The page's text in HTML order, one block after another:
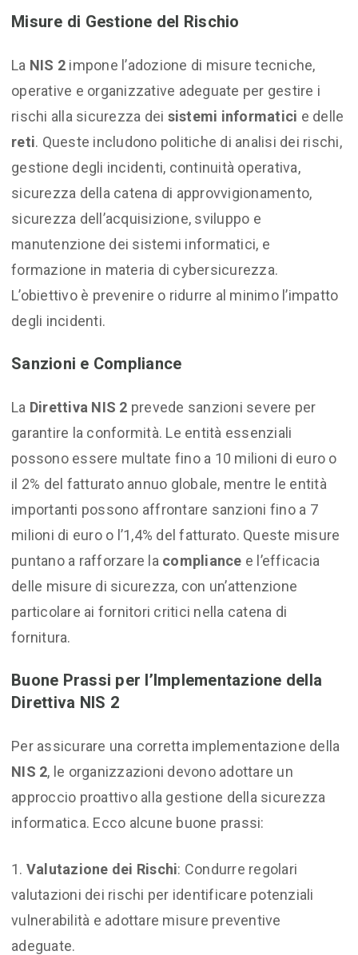
Misure di Gestione del Rischio
La NIS 2 impone l’adozione di misure tecniche,
operative e organizzative adeguate per gestire i
rischi alla sicurezza dei sistemi informatici e delle
reti. Queste includono politiche di analisi dei rischi,
gestione degli incidenti, continuità operativa,
sicurezza della catena di approvvigionamento,
sicurezza dell’acquisizione, sviluppo e
manutenzione dei sistemi informatici, e
formazione in materia di cybersicurezza.
L’obiettivo è prevenire o ridurre al minimo l’impatto
degli incidenti.
Sanzioni e Compliance
La Direttiva NIS 2 prevede sanzioni severe per
garantire la conformità. Le entità essenziali
possono essere multate fino a 10 milioni di euro o
il 2% del fatturato annuo globale, mentre le entità
importanti possono affrontare sanzioni fino a 7
milioni di euro o l’1,4% del fatturato. Queste misure
puntano a rafforzare la compliance e l’efficacia
delle misure di sicurezza, con un’attenzione
particolare ai fornitori critici nella catena di
fornitura.
Buone Prassi per l’Implementazione della
Direttiva NIS 2
Per assicurare una corretta implementazione della
NIS 2, le organizzazioni devono adottare un
approccio proattivo alla gestione della sicurezza
informatica. Ecco alcune buone prassi:
Valutazione dei Rischi: Condurre regolari
valutazioni dei rischi per identificare potenziali
vulnerabilità e adottare misure preventive
adeguate.